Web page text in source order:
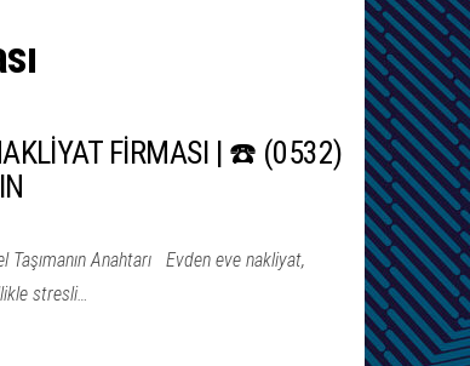
FİRMASI | ☎️ (0532)
Anahtarı Evden eve nakliyat,
stresli…